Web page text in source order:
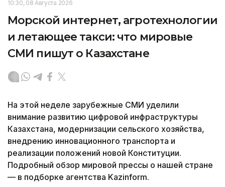
10:30, 08 Августа 2026
Морской интернет, агротехнологии
и летающее такси: что мировые
СМИ пишут о Казахстане
На этой неделе зарубежные СМИ уделили
внимание развитию цифровой инфраструктуры
Казахстана, модернизации сельского хозяйства,
внедрению инновационного транспорта и
реализации положений новой Конституции.
Подробный обзор мировой прессы о нашей стране
— в подборке агентства Kazinform.